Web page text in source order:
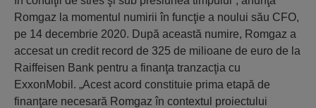
Romgaz la momentul numirii în funcţie a noului său CFO,
pe 14 decembrie 2020. După această numire, Romgaz a
accesat un credit record de 325 de milioane de euro de la
Raiffeisen Bank pentru a finanţa tranzacţia cu
ExxonMobil. „Acest acord constituie prima etapă de
finanţare necesară Romgaz în contextul proiectului